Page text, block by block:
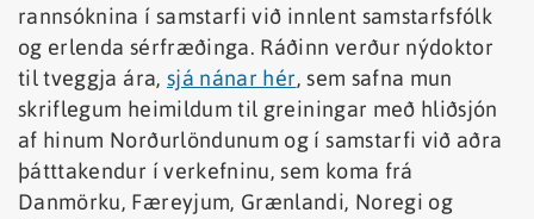
rannsóknina í samstarfi við innlent samstarfsfólk
og erlenda sérfræðinga. Ráðinn verður nýdoktor
til tveggja ára, sjá nánar hér, sem safna mun
skriflegum heimildum til greiningar með hliðsjón
af hinum Norðurlöndunum og í samstarfi við aðra
þátttakendur í verkefninu, sem koma frá
Danmörku, Færeyjum, Grænlandi, Noregi og